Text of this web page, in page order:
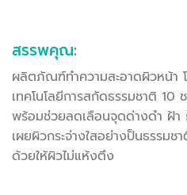
สรรพคุณ:
ผลิตภัณฑ์ทำความสะอาดผิวหน้า
เทคโนโลยีการสกัดธรรมชาติ
พร้อมช่วยลดเลือนจุดด่างดำ ฝ้า
เผยผิวกระจ่างใสอย่างป็นธรรม
ด้วยให้ผิวไม่แห้งตึง